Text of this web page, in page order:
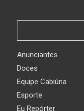
Anunciantes
Doces
Equipe Cabiúna
Esporte
Eu Repórter